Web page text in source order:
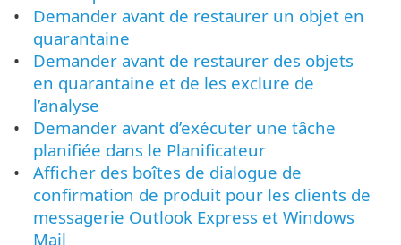
Demander avant de restaurer un objet en
quarantaine
Demander avant de restaurer des objets
en quarantaine et de les exclure de
l’analyse
Demander avant d’exécuter une tâche
planifiée dans le Planificateur
Afficher des boîtes de dialogue de
confirmation de produit pour les clients de
messagerie Outlook Express et Windows
Mail